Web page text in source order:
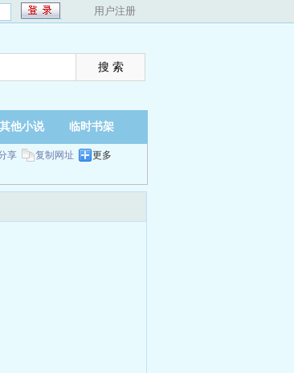
用户注册
其他小说 临时书架
享 复制网址 更多